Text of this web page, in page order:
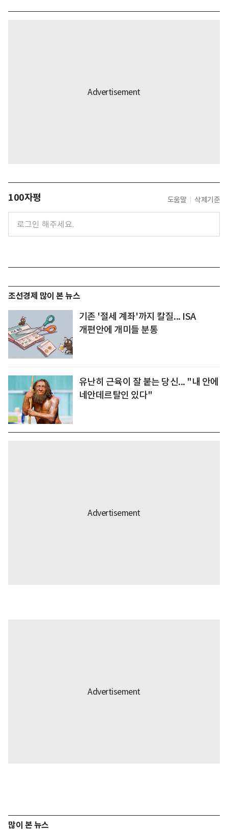
100자평 도움말 삭제기준
조선경제 많이 본 뉴스
기존 '절세 계좌'까지 칼질... ISA
개편안에 개미들 분통
유난히 근육이 잘 붙는 당신... "내 안에
네안데르탈인 있다"
많이 본 뉴스